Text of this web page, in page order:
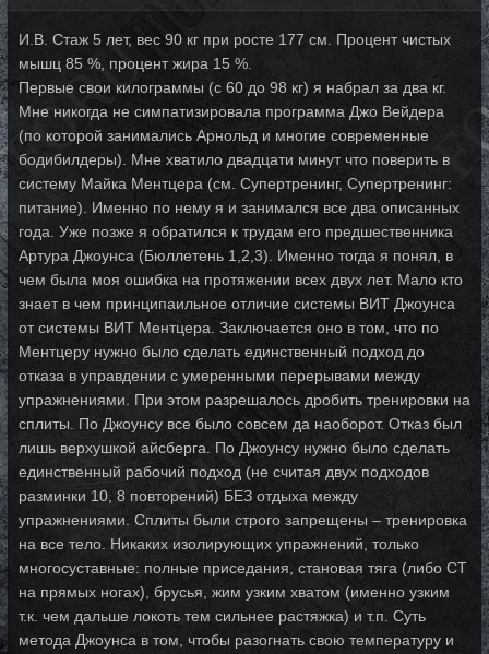
И.В. Стаж 5 лет, вес 90 кг при росте 177 см. Процент чистых
мышц 85 %, процент жира 15 %.
Первые свои килограммы (с 60 до 98 кг) я набрал за два кг.
Мне никогда не симпатизировала программа Джо Вейдера
(по которой занимались Арнольд и многие современные
бодибилдеры). Мне хватило двадцати минут что поверить в
систему Майка Ментцера (см. Супертренинг, Супертренинг:
питание). Именно по нему я и занимался все два описанных
года. Уже позже я обратился к трудам его предшественника
Артура Джоунса (Бюллетень 1,2,3). Именно тогда я понял, в
чем была моя ошибка на протяжении всех двух лет. Мало кто
знает в чем принципаильное отличие системы ВИТ Джоунса
от системы ВИТ Ментцера. Заключается оно в том, что по
Ментцеру нужно было сделать единственный подход до
отказа в управдении с умеренными перерывами между
упражнениями. При этом разрешалось дробить тренировки на
сплиты. По Джоунсу все было совсем да наоборот. Отказ был
лишь верхушкой айсберга. По Джоунсу нужно было сделать
единственный рабочий подход (не считая двух подходов
разминки 10, 8 повторений) БЕЗ отдыха между
упражнениями. Сплиты были строго запрещены – тренировка
на все тело. Никаких изолирующих упражнений, только
многосуставные: полные приседания, становая тяга (либо СТ
на прямых ногах), брусья, жим узким хватом (именно узким
т.к. чем дальше локоть тем сильнее растяжка) и т.п. Суть
метода Джоунса в том, чтобы разогнать свою температуру и